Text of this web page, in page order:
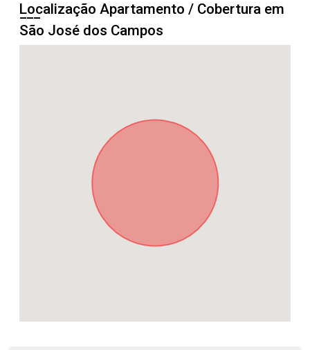
Localização Apartamento / Cobertura em
São José dos Campos